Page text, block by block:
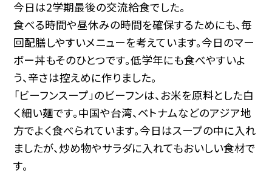
今日は2学期最後の交流給食でした。
食べる時間や昼休みの時間を確保するためにも、毎
回配膳しやすいメニューを考えています。今日のマー
ボー丼もそのひとつです。低学年にも食べやすいよ
う、辛さは控えめに作りました。
「ビーフンスープ」のビーフンは、お米を原料とした白
く細い麺です。中国や台湾、ベトナムなどのアジア地
方でよく食べられています。今日はスープの中に入れ
ましたが、炒め物やサラダに入れてもおいしい食材で
す。